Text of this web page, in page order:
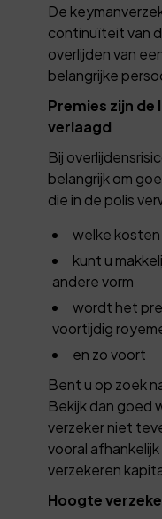
De
continuïteit van
overlijden van
belangrijke
Premies zijn
verlaagd
Bij
belangrijk om
die in de polis
welke
kunt u
andere vorm
wordt het
voortijdig
en zo voort
Bent u op zoek
Bekijk dan goed
verzeker niet
vooral
verzekeren
Hoogte